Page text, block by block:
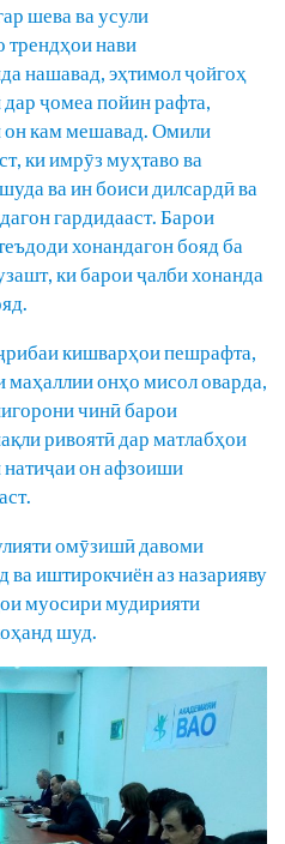
шева ва усули
трендҳои нави
нашавад, эҳтимол ҷойгоҳ
ҷомеа пойин рафта,
он кам мешавад. Омили
ки имрӯз муҳтаво ва
ва ин боиси дилсардӣ ва
гардидааст. Барои
хонандагон бояд ба
ки барои ҷалби хонанда
кишварҳои пешрафта,
онҳо мисол оварда,
чинӣ барои
ривоятӣ дар матлабҳои
натиҷаи он афзоиши
омӯзишӣ давоми
иштирокчиён аз назарияву
муосири мудирияти
шуд.